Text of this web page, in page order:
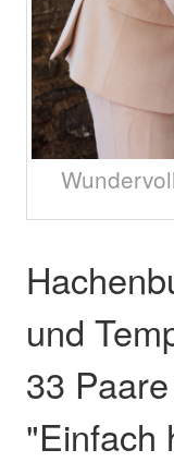
und
33
"Einfach